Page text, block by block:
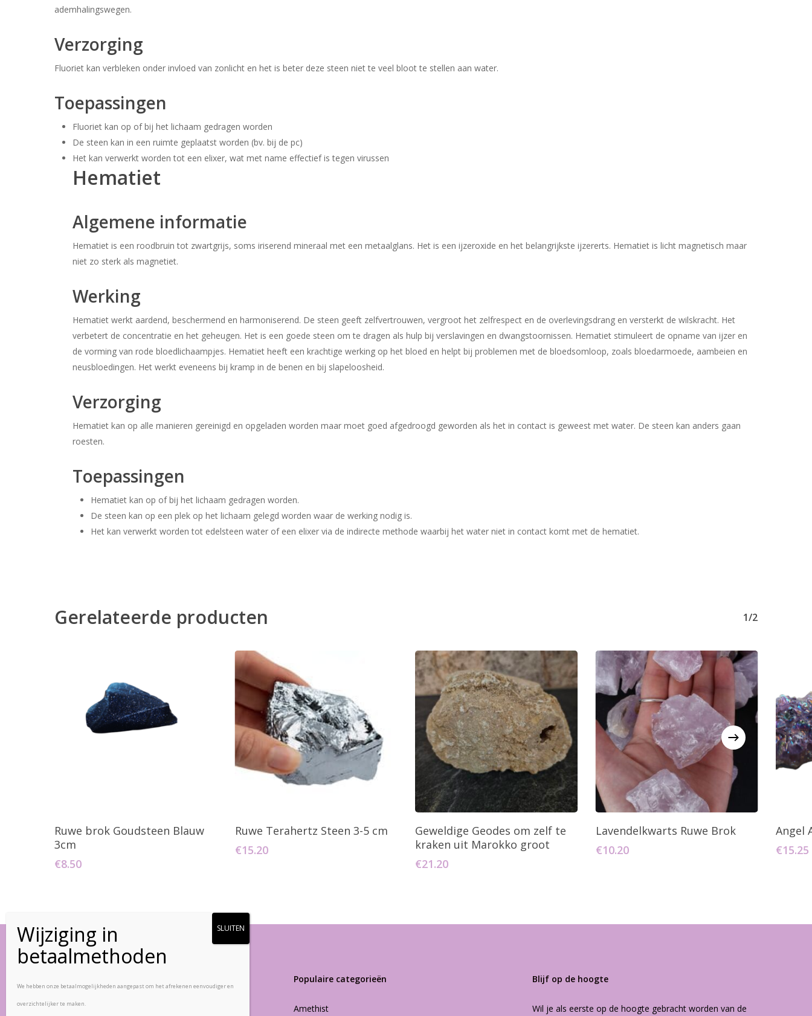
ademhalingswegen.
Verzorging
Fluoriet kan verbleken onder invloed van zonlicht en het is beter deze steen niet te veel bloot te stellen aan water.
Toepassingen
Fluoriet kan op of bij het lichaam gedragen worden
De steen kan in een ruimte geplaatst worden (bv. bij de pc)
Het kan verwerkt worden tot een elixer, wat met name effectief is tegen virussen
Hematiet
Algemene informatie
Hematiet is een roodbruin tot zwartgrijs, soms iriserend mineraal met een metaalglans. Het is een ijzeroxide en het belangrijkste ijzererts. Hematiet is licht magnetisch maar
niet zo sterk als magnetiet.
Werking
Hematiet werkt aardend, beschermend en harmoniserend. De steen geeft zelfvertrouwen, vergroot het zelfrespect en de overlevingsdrang en versterkt de wilskracht. Het
verbetert de concentratie en het geheugen. Het is een goede steen om te dragen als hulp bij verslavingen en dwangstoornissen. Hematiet stimuleert de opname van ijzer en
de vorming van rode bloedlichaampjes. Hematiet heeft een krachtige werking op het bloed en helpt bij problemen met de bloedsomloop, zoals bloedarmoede, aambeien en
neusbloedingen. Het werkt eveneens bij kramp in de benen en bij slapeloosheid.
Verzorging
Hematiet kan op alle manieren gereinigd en opgeladen worden maar moet goed afgedroogd geworden als het in contact is geweest met water. De steen kan anders gaan
roesten.
Toepassingen
Hematiet kan op of bij het lichaam gedragen worden.
De steen kan op een plek op het lichaam gelegd worden waar de werking nodig is.
Het kan verwerkt worden tot edelsteen water of een elixer via de indirecte methode waarbij het water niet in contact komt met de hematiet.
Gerelateerde producten 1/2
Toevoegen Aan Winkelwagen
Ruwe brok Goudsteen Blauw
3cm
€8.50
Toevoegen Aan Winkelwagen
Ruwe Terahertz Steen 3-5 cm
€15.20
Toevoegen Aan Winkelwagen
Geweldige Geodes om zelf te
kraken uit Marokko groot
€21.20
Toevoegen Aan Winkelwagen
Lavendelkwarts Ruwe Brok
€10.20
Angel
€15.25
Zandpad-Driemond 5
Populaire categorieën
Amethist
Blijf op de hoogte
Wil je als eerste op de hoogte gebracht worden van de
We hebben onze betaalmogelijkheden aangepast om het afrekenen eenvoudiger en
overzichtelijker te maken.